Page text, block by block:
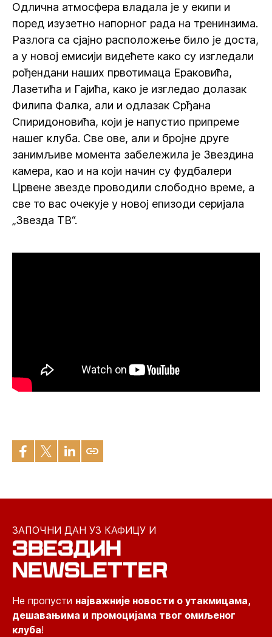
Одлична атмосфера владала је у екипи и
поред изузетно напорног рада на тренинзима.
Разлога са сјајно расположење било је доста,
а у новој емисији видећете како су изгледали
рођендани наших првотимаца Ераковића,
Лазетића и Гајића, како је изгледао долазак
Филипа Фалка, али и одлазак Срђана
Спиридоновића, који је напустио припреме
нашег клуба. Све ове, али и бројне друге
занимљиве момента забележила је Звездина
камера, као и на који начин су фудбалери
Црвене звезде проводили слободно време, а
све то вас очекује у новој епизоди серијала
„Звезда ТВ“.
ЗАПОЧНИ ДАН УЗ КАФИЦУ И
ЗВЕЗДИН
NEWSLETTER
Не пропусти најважније новости о утакмицама,
дешавањима и промоцијама твог омиљеног
клуба!